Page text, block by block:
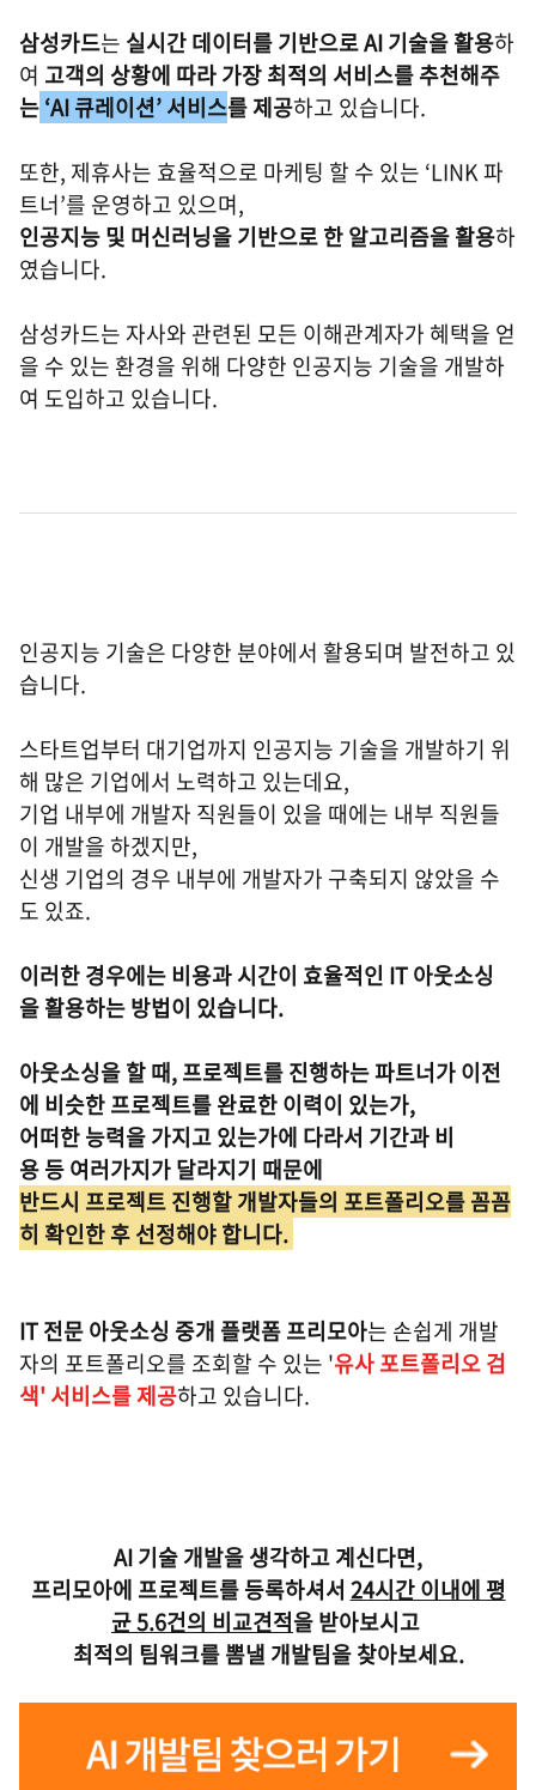
삼성카드는 실시간 데이터를 기반으로 AI 기술을 활용하
여 고객의 상황에 따라 가장 최적의 서비스를 추천해주
는‘AI 큐레이션’ 서비스를 제공하고 있습니다.
또한, 제휴사는 효율적으로 마케팅 할 수 있는 ‘LINK 파
트너’를 운영하고 있으며,
인공지능 및 머신러닝을 기반으로 한 알고리즘을 활용하
였습니다.
삼성카드는 자사와 관련된 모든 이해관계자가 혜택을 얻
을 수 있는 환경을 위해 다양한 인공지능 기술을 개발하
여 도입하고 있습니다.
인공지능 기술은 다양한 분야에서 활용되며 발전하고 있
습니다.
스타트업부터 대기업까지 인공지능 기술을 개발하기 위
해 많은 기업에서 노력하고 있는데요,
기업 내부에 개발자 직원들이 있을 때에는 내부 직원들
이 개발을 하겠지만,
신생 기업의 경우 내부에 개발자가 구축되지 않았을 수
도 있죠.
이러한 경우에는 비용과 시간이 효율적인 IT 아웃소싱
을 활용하는 방법이 있습니다.
아웃소싱을 할 때, 프로젝트를 진행하는 파트너가 이전
에 비슷한 프로젝트를 완료한 이력이 있는가,
어떠한 능력을 가지고 있는가에 다라서 기간과 비
용 등 여러가지가 달라지기 때문에
반드시 프로젝트 진행할 개발자들의 포트폴리오를 꼼꼼
히 확인한 후 선정해야 합니다.
IT 전문 아웃소싱 중개 플랫폼 프리모아는 손쉽게 개발
자의 포트폴리오를 조회할 수 있는 '유사 포트폴리오 검
색' 서비스를 제공하고 있습니다.
AI 기술 개발을 생각하고 계신다면,
프리모아에 프로젝트를 등록하셔서 24시간 이내에 평
균 5.6건의 비교견적을 받아보시고
최적의 팀워크를 뽐낼 개발팀을 찾아보세요.